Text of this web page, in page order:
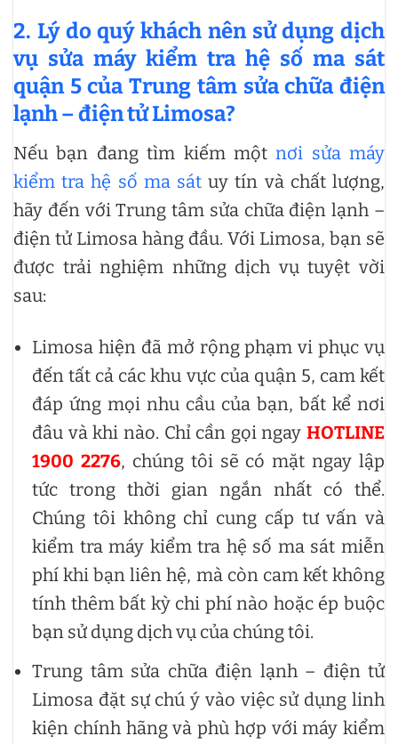
2. Lý do quý khách nên sử dụng dịch
vụ sửa máy kiểm tra hệ số ma sát
quận 5 của Trung tâm sửa chữa điện
lạnh – điện tử Limosa?
Nếu bạn đang tìm kiếm mộtnơi sửa máy
kiểm tra hệ số ma sát uy tín và chất lượng,
hãy đến với Trung tâm sửa chữa điện lạnh –
điện tử Limosa hàng đầu. Với Limosa, bạn sẽ
được trải nghiệm những dịch vụ tuyệt vời
sau:
Limosa hiện đã mở rộng phạm vi phục vụ
đến tất cả các khu vực của quận 5, cam kết
đáp ứng mọi nhu cầu của bạn, bất kể nơi
đâu và khi nào. Chỉ cần gọi ngay HOTLINE
1900 2276, chúng tôi sẽ có mặt ngay lập
tức trong thời gian ngắn nhất có thể.
Chúng tôi không chỉ cung cấp tư vấn và
kiểm tra máy kiểm tra hệ số ma sát miễn
phí khi bạn liên hệ, mà còn cam kết không
tính thêm bất kỳ chi phí nào hoặc ép buộc
bạn sử dụng dịch vụ của chúng tôi.
Trung tâm sửa chữa điện lạnh – điện tử
Limosa đặt sự chú ý vào việc sử dụng linh
kiện chính hãng và phù hợp với máy kiểm